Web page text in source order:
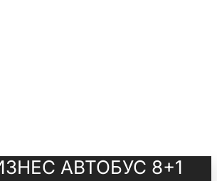
АВТОБУС 8+1